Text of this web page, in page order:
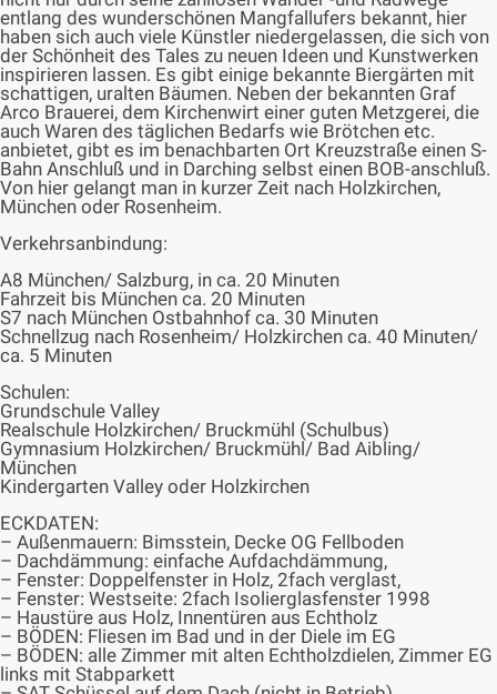
entlang des wunderschönen Mangfallufers bekannt, hier
haben sich auch viele Künstler niedergelassen, die sich von
der Schönheit des Tales zu neuen Ideen und Kunstwerken
inspirieren lassen. Es gibt einige bekannte Biergärten mit
schattigen, uralten Bäumen. Neben der bekannten Graf
Arco Brauerei, dem Kirchenwirt einer guten Metzgerei, die
auch Waren des täglichen Bedarfs wie Brötchen etc.
anbietet, gibt es im benachbarten Ort Kreuzstraße einen S-
Bahn Anschluß und in Darching selbst einen BOB-anschluß.
Von hier gelangt man in kurzer Zeit nach Holzkirchen,
München oder Rosenheim.
Verkehrsanbindung:
A8 München/ Salzburg, in ca. 20 Minuten
Fahrzeit bis München ca. 20 Minuten
S7 nach München Ostbahnhof ca. 30 Minuten
Schnellzug nach Rosenheim/ Holzkirchen ca. 40 Minuten/
ca. 5 Minuten
Schulen:
Grundschule Valley
Realschule Holzkirchen/ Bruckmühl (Schulbus)
Gymnasium Holzkirchen/ Bruckmühl/ Bad Aibling/
München
Kindergarten Valley oder Holzkirchen
ECKDATEN:
– Außenmauern: Bimsstein, Decke OG Fellboden
– Dachdämmung: einfache Aufdachdämmung,
– Fenster: Doppelfenster in Holz, 2fach verglast,
– Fenster: Westseite: 2fach Isolierglasfenster 1998
– Haustüre aus Holz, Innentüren aus Echtholz
– BÖDEN: Fliesen im Bad und in der Diele im EG
– BÖDEN: alle Zimmer mit alten Echtholzdielen, Zimmer EG
links mit Stabparkett